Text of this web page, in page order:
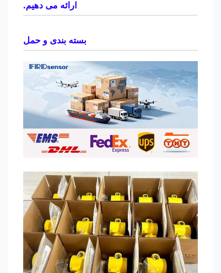
ارائه می دهیم.
بسته بندی و حمل